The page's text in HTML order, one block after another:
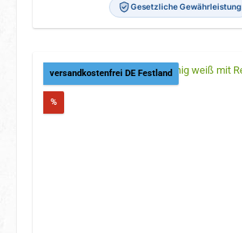
Gesetzliche Gewährleistung
versandkostenfrei DE Festland
%Rabatt